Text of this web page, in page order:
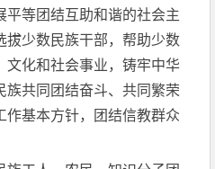
平等团结互助和谐的社会主
拔少数民族干部，帮助少数
文化和社会事业，铸牢中华
族共同团结奋斗、共同繁荣
作基本方针，团结信教群众